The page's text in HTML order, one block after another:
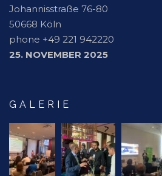
Johannisstraße 76-80
50668 Köln
phone +49 221 942220
25. NOVEMBER 2025
GALERIE